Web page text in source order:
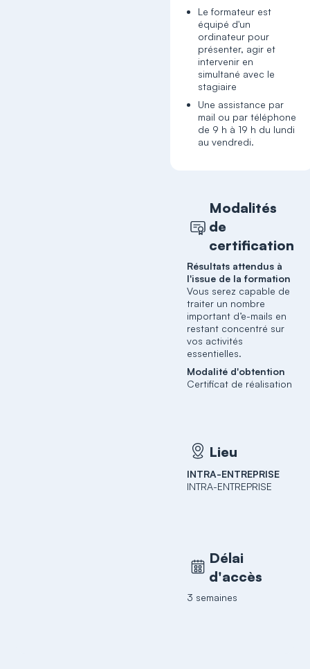
Le formateur est
équipé d'un
ordinateur pour
présenter, agir et
intervenir en
simultané avec le
stagiaire
Une assistance par
mail ou par téléphone
de 9 h à 19 h du lundi
au vendredi.
Modalités
de
certification
Résultats attendus à
l'issue de la formation
Vous serez capable de
traiter un nombre
important d’e-mails en
restant concentré sur
vos activités
essentielles.
Modalité d'obtention
Certificat de réalisation
Lieu
INTRA-ENTREPRISE
INTRA-ENTREPRISE
Délai
d'accès
3 semaines